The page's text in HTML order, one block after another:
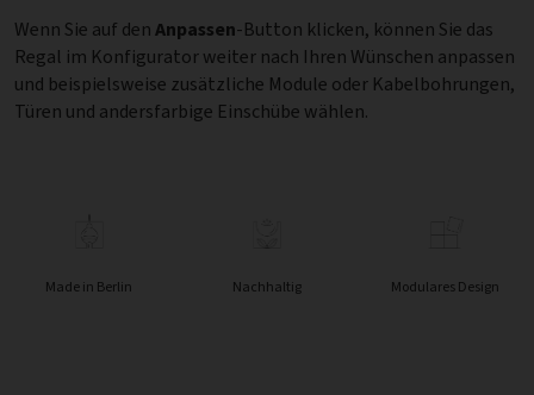
Wenn Sie auf denAnpassen-Button klicken, können Sie das
Regal im Konfigurator weiter nach Ihren Wünschen anpassen
und beispielsweise zusätzliche Module oder Kabelbohrungen,
Türen und andersfarbige Einschübe wählen.
Made in Berlin Nachhaltig Modulares Design